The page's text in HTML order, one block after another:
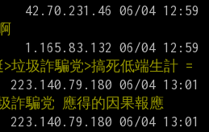
垃圾詐騙党>搞死低端生計 =
詐騙党 應得的因果報應